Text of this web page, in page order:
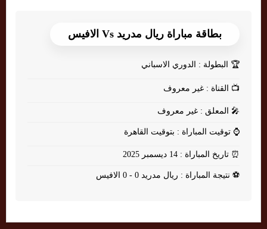
بطاقة مباراة ريال مدريد Vs الافيس
🏆 البطولة : الدوري الاسباني
📺 القناة : غير معروف
🎤 المعلق : غير معروف
⌚ توقيت المباراة : بتوقيت القاهرة
⏰ تاريخ المباراة : 14 ديسمبر 2025
⚽ نتيجة المباراة : ريال مدريد 0 - 0 الافيس